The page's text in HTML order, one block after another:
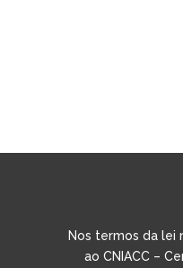
Nos termos da lei
ao CNIACC –